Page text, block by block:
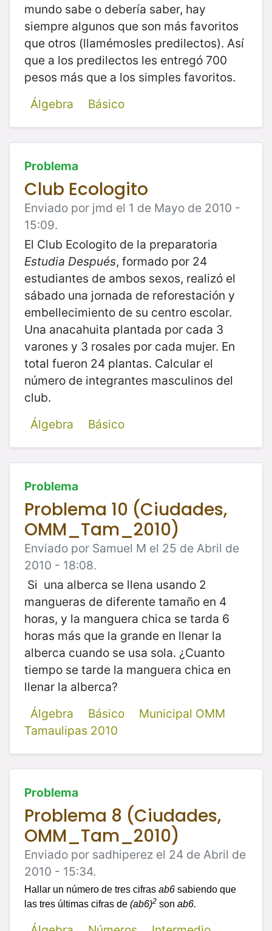
mundo sabe o debería saber, hay
siempre algunos que son más favoritos
que otros (llamémosles predilectos). Así
que a los predilectos les entregó 700
pesos más que a los simples favoritos.
Álgebra
Básico
Problema
Club Ecologito
Enviado por jmd el 1 de Mayo de 2010 -
15:09.
El Club Ecologito de la preparatoria
Estudia Después, formado por 24
estudiantes de ambos sexos, realizó el
sábado una jornada de reforestación y
embellecimiento de su centro escolar.
Una anacahuita plantada por cada 3
varones y 3 rosales por cada mujer. En
total fueron 24 plantas. Calcular el
número de integrantes masculinos del
club.
Álgebra
Básico
Problema
Problema 10 (Ciudades,
OMM_Tam_2010)
Enviado por Samuel M el 25 de Abril de
2010 - 18:08.
Si una alberca se llena usando 2
mangueras de diferente tamaño en 4
horas, y la manguera chica se tarda 6
horas más que la grande en llenar la
alberca cuando se usa sola. ¿Cuanto
tiempo se tarde la manguera chica en
llenar la alberca?
Álgebra
Básico
Municipal OMM
Tamaulipas 2010
Problema
Problema 8 (Ciudades,
OMM_Tam_2010)
Enviado por sadhiperez el 24 de Abril de
2010 - 15:34.
Hallar un número de tres cifras ab6 sabiendo que
las tres últimas cifras de (ab6)2 son ab6.